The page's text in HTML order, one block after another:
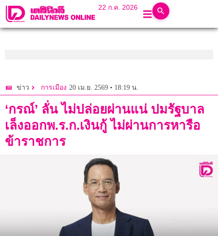
22 ก.ค. 2026
ข่าว การเมือง 20 เม.ย. 2569 • 18:19 น.
‘กรณ์’ ลั่น ไม่ปล่อยผ่านแน่ ปมรัฐบาล
เล็งออกพ.ร.ก.เงินกู้ ไม่ผ่านการหารือ
ข้าราชการ